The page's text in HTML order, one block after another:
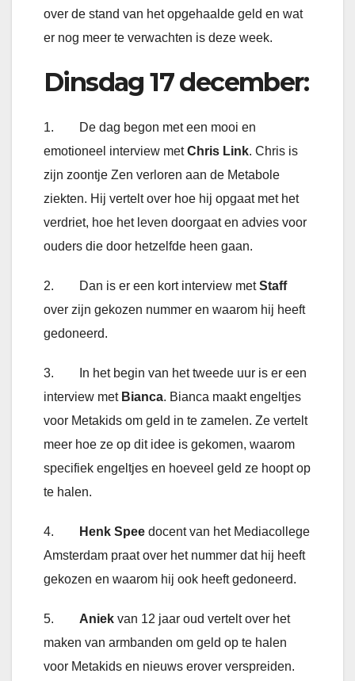
over de stand van het opgehaalde geld en wat
er nog meer te verwachten is deze week.
Dinsdag 17 december:
1. De dag begon met een mooi en
emotioneel interview metChris Link. Chris is
zijn zoontje Zen verloren aan de Metabole
ziekten. Hij vertelt over hoe hij opgaat met het
verdriet, hoe het leven doorgaat en advies voor
ouders die door hetzelfde heen gaan.
2. Dan is er een kort interview metStaff
over zijn gekozen nummer en waarom hij heeft
gedoneerd.
3. In het begin van het tweede uur is er een
interview met Bianca. Bianca maakt engeltjes
voor Metakids om geld in te zamelen. Ze vertelt
meer hoe ze op dit idee is gekomen, waarom
specifiek engeltjes en hoeveel geld ze hoopt op
te halen.
4. Henk Spee docent van het Mediacollege
Amsterdam praat over het nummer dat hij heeft
gekozen en waarom hij ook heeft gedoneerd.
5. Aniek van 12 jaar oud vertelt over het
maken van armbanden om geld op te halen
voor Metakids en nieuws erover verspreiden.